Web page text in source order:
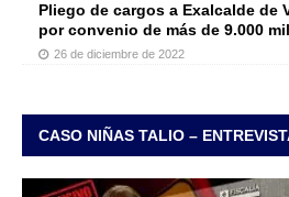
Pliego de cargos a Exalcalde de
por convenio de más de 9.000
26 de diciembre de 2022
CASO NIÑAS TALIO –